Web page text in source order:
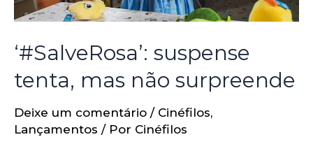
‘#SalveRosa’: suspense
tenta, mas não surpreende
Deixe um comentário / Cinéfilos,
Lançamentos / Por Cinéfilos